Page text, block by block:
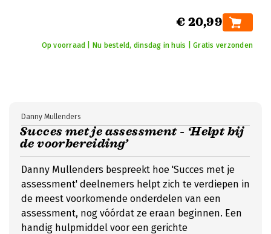
€ 20,99
Op voorraad | Nu besteld, dinsdag in huis | Gratis verzonden
Succes met je assessment - ‘Helpt bij
de voorbereiding’
Danny Mullenders
Danny Mullenders bespreekt hoe 'Succes met je
assessment' deelnemers helpt zich te verdiepen in
de meest voorkomende onderdelen van een
assessment, nog vóórdat ze eraan beginnen. Een
handig hulpmiddel voor een gerichte